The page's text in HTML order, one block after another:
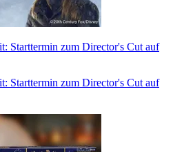
Starttermin zum Director's Cut auf
Starttermin zum Director's Cut auf